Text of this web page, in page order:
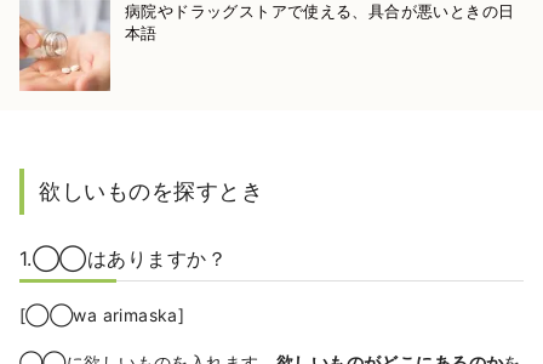
病院やドラッグストアで使える、具合が悪いときの日
本語
欲しいものを探すとき
1.◯◯はありますか？
[◯◯wa arimaska]